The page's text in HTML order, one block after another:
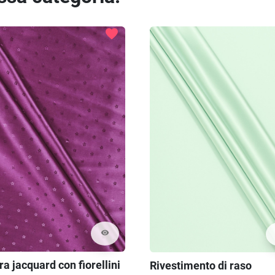
visibility
favorite
jacquard con fiorellini
Rivestimento di raso